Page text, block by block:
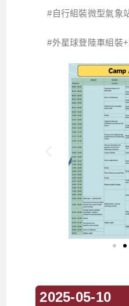
#自行組裝微型氣象
#外星球登陸車組裝
2025-05-10